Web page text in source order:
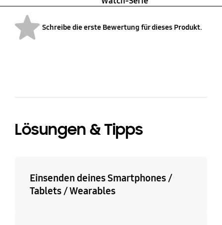
Schreibe die erste Bewertung für dieses Produkt.
Lösungen & Tipps
Einsenden deines Smartphones /
Tablets / Wearables